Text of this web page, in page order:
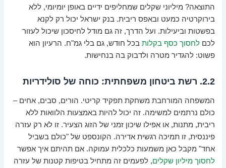
התוצאה? מיליוני שקלים שמחליפים ידיים באופן יומיומי, ללא
בירוקרטיה כמעט ובאפס ריבית. בנק ישראל יכול רק לקנא
בפשטות וביעילות. ועל הדרך, זה גם מודל לחיסכון שיכול לעזור
לכםלחסוך כסף בקלות בכל חודש, גם בלי גמ"ח. הרעיון הוא
פשוט: להגדיר מטרה ולדבוק בה בנחישות.
2.2. רשת ביטחון משפחתית: כוחה של סולידריות
המשפחה המורחבת משחקת תפקיד קריטי. הורים, סבים, אחים –
כולם נרתמים למשימה. זה יכול להיות באמצעות הלוואות ללא
ריבית, מתנות, או אפילו שיכון זמני של הזוג הצעיר. זו לא רק עזרה
פיננסית, זו תמיכה רגשית אדירה. הקונספט של "כולם בשביל
אחד" מקבל כאן משמעות כלכלית עמוקה. אם תהיתם איך אפשר
לחסוך מיליון שקלים, לפעמים זה מתחיל בטיפות קטנות של עזרה